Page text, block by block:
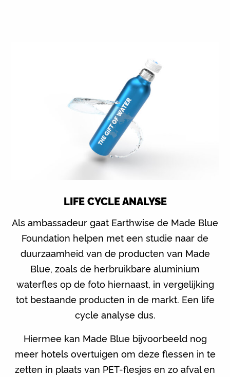
LIFE CYCLE ANALYSE
Als ambassadeur gaat Earthwise de Made Blue
Foundation helpen met een studie naar de
duurzaamheid van de producten van Made
Blue, zoals de herbruikbare aluminium
waterfles op de foto hiernaast, in vergelijking
tot bestaande producten in de markt. Een life
cycle analyse dus.
Hiermee kan Made Blue bijvoorbeeld nog
meer hotels overtuigen om deze flessen in te
zetten in plaats van PET-flesjes en zo afval en